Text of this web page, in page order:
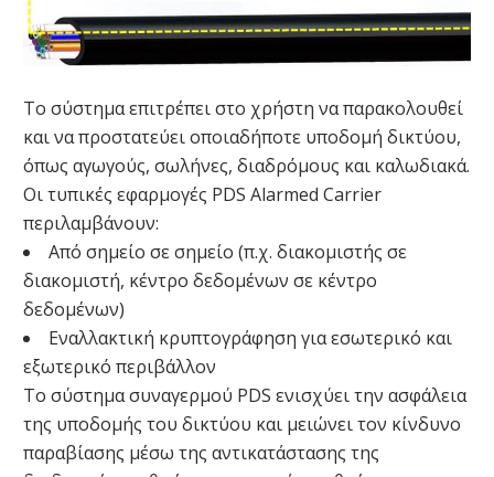
Το σύστημα επιτρέπει στο χρήστη να παρακολουθεί
και να προστατεύει οποιαδήποτε υποδομή δικτύου,
όπως αγωγούς, σωλήνες, διαδρόμους και καλωδιακά.
Οι τυπικές εφαρμογές PDS Alarmed Carrier
περιλαμβάνουν:
Από σημείο σε σημείο (π.χ. διακομιστής σε
διακομιστή, κέντρο δεδομένων σε κέντρο
δεδομένων)
Εναλλακτική κρυπτογράφηση για εσωτερικό και
εξωτερικό περιβάλλον
Το σύστημα συναγερμού PDS ενισχύει την ασφάλεια
της υποδομής του δικτύου και μειώνει τον κίνδυνο
παραβίασης μέσω της αντικατάστασης της